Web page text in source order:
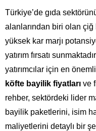
Türkiye’de gıda
alanlarından biri olan
yüksek kar marjı
yatırım fırsatı
yatırımcılar için en
köfte bayilik fiyatları ve
rehber, sektördeki lider
bayilik paketlerini, isim
maliyetlerini detaylı bir